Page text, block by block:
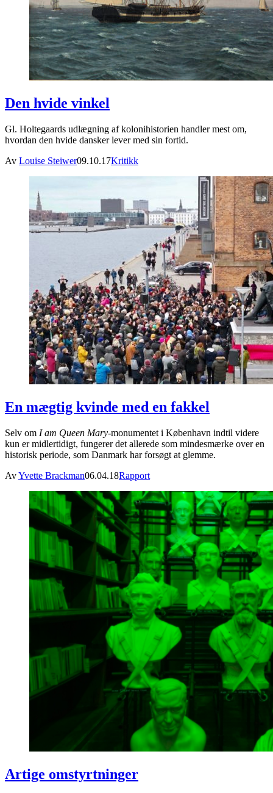
Den hvide vinkel
Gl. Holtegaards udlægning af kolonihistorien handler mest om,
hvordan den hvide dansker lever med sin fortid.
Av Louise Steiwer09.10.17Kritikk
En mægtig kvinde med en fakkel
Selv om I am Queen Mary-monumentet i København indtil videre
kun er midlertidigt, fungerer det allerede som mindesmærke over en
historisk periode, som Danmark har forsøgt at glemme.
AvYvette Brackman06.04.18Rapport
Artige omstyrtninger